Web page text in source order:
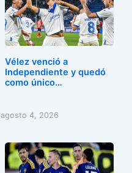
Vélez venció a
Independiente y quedó
como único…
agosto 4, 2026